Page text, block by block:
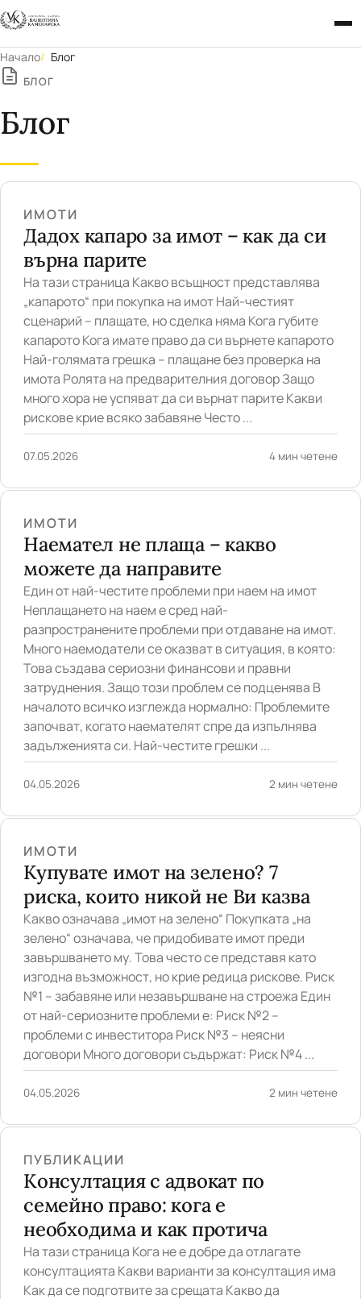
Начало Блог
БЛОГ
Блог
ИМОТИ
Дадох капаро за имот – как да си
върна парите
На тази страница Какво всъщност представлява
„капарото“ при покупка на имот Най-честият
сценарий – плащате, но сделка няма Кога губите
капарото Кога имате право да си върнете капарото
Най-голямата грешка – плащане без проверка на
имота Ролята на предварителния договор Защо
много хора не успяват да си върнат парите Какви
рискове крие всяко забавяне Често ...
07.05.2026 4 мин четене
ИМОТИ
Наемател не плаща – какво
можете да направите
Един от най-честите проблеми при наем на имот
Неплащането на наем е сред най-
разпространените проблеми при отдаване на имот.
Много наемодатели се оказват в ситуация, в която:
Това създава сериозни финансови и правни
затруднения. Защо този проблем се подценява В
началото всичко изглежда нормално: Проблемите
започват, когато наемателят спре да изпълнява
задълженията си. Най-честите грешки ...
04.05.2026 2 мин четене
ИМОТИ
Купувате имот на зелено? 7
риска, които никой не Ви казва
Какво означава „имот на зелено“ Покупката „на
зелено“ означава, че придобивате имот преди
завършването му. Това често се представя като
изгодна възможност, но крие редица рискове. Риск
№1 – забавяне или незавършване на строежа Един
от най-сериозните проблеми е: Риск №2 –
проблеми с инвеститора Риск №3 – неясни
договори Много договори съдържат: Риск №4 ...
04.05.2026 2 мин четене
ПУБЛИКАЦИИ
Консултация с адвокат по
семейно право: кога е
необходима и как протича
На тази страница Кога не е добре да отлагате
консултацията Какви варианти за консултация има
Как да се подготвите за срещата Какво да